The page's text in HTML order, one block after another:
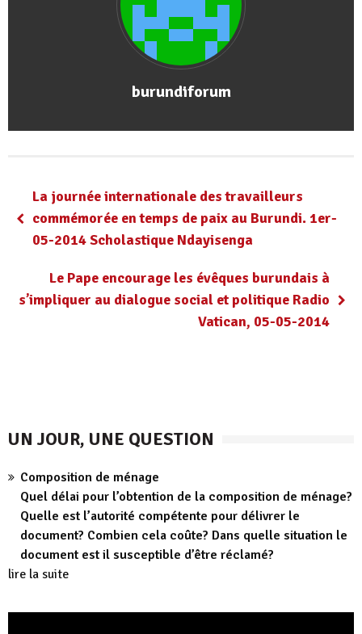
burundiforum
La journée internationale des travailleurs
commémorée en temps de paix au Burundi. 1er-
05-2014 Scholastique Ndayisenga
Le Pape encourage les évêques burundais à
s’impliquer au dialogue social et politique Radio
Vatican, 05-05-2014
UN JOUR, UNE QUESTION
Composition de ménage
Quel délai pour l’obtention de la composition de ménage?
Quelle est l’autorité compétente pour délivrer le
document? Combien cela coûte? Dans quelle situation le
document est il susceptible d’être réclamé?
lire la suite